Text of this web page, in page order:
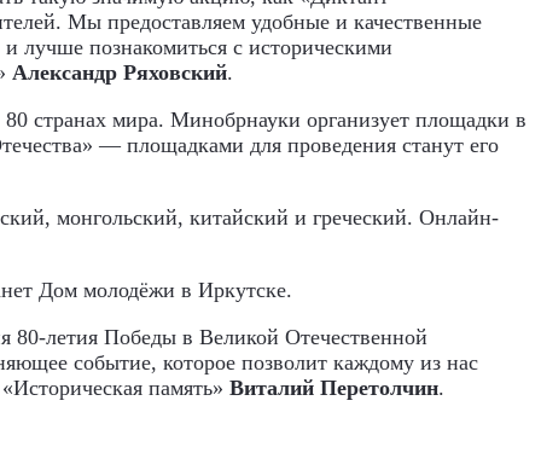
Мы предоставляем удобные и качественные
лучше познакомиться с историческими
Александр Ряховский.
странах мира. Минобрнауки организует площадки в
— площадками для проведения станут его
монгольский, китайский и греческий. Онлайн-
Дом молодёжи в Иркутске.
80-летия Победы в Великой Отечественной
событие, которое позволит каждому из нас
память» Виталий Перетолчин.